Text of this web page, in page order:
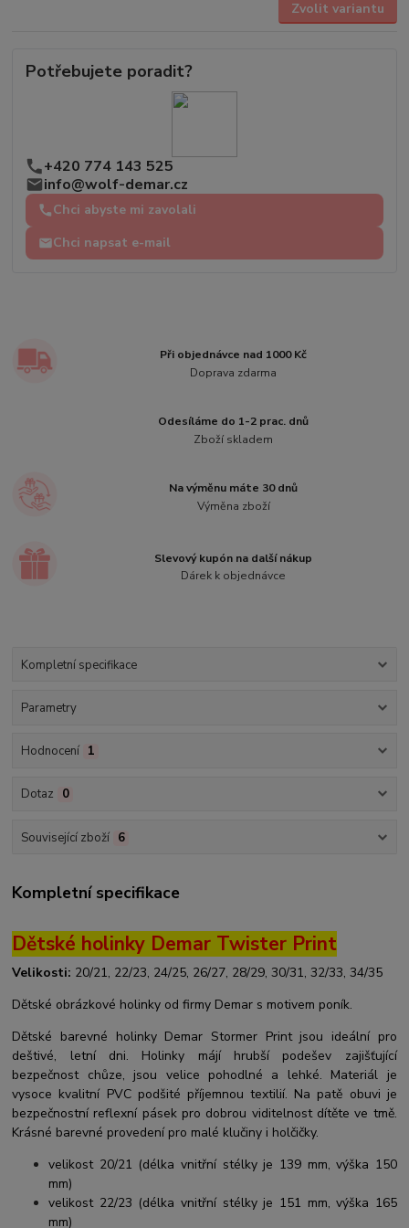
Zvolit variantu
Potřebujete poradit?
+420 774 143 525
info@wolf-demar.cz
Chci abyste mi zavolali
Chci napsat e-mail
Při objednávce nad 1000 Kč
Doprava zdarma
Odesíláme do 1-2 prac. dnů
Zboží skladem
Na výměnu máte 30 dnů
Výměna zboží
Slevový kupón na další nákup
Dárek k objednávce
Kompletní specifikace
Parametry
Hodnocení 1
Dotaz 0
Související zboží 6
Kompletní specifikace
Dětské holinky Demar Twister Print
Velikosti: 20/21, 22/23, 24/25, 26/27, 28/29, 30/31, 32/33, 34/35
Dětské obrázkové holinky od firmy Demar s motivem poník.
Dětské barevné holinky Demar Stormer Print jsou ideální pro
deštivé, letní dni. Holinky májí hrubší podešev zajišťující
bezpečnost chůze, jsou velice pohodlné a lehké. Materiál je
vysoce kvalitní PVC podšité příjemnou textilií. Na patě obuvi je
bezpečnostní reflexní pásek pro dobrou viditelnost dítěte ve tmě.
Krásné barevné provedení pro malé klučiny i holčičky.
velikost 20/21 (délka vnitřní stélky je 139 mm, výška 150
mm)
velikost 22/23 (délka vnitřní stélky je 151 mm, výška 165
mm)